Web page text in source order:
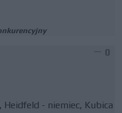
0
- niemiec, Kubica